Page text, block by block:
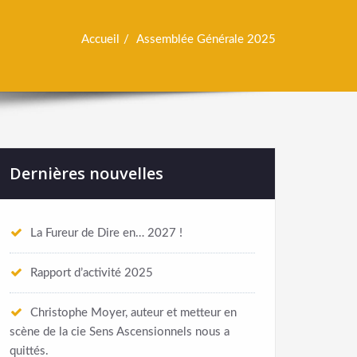
Accueil Assemblée Générale 2025
Dernières nouvelles
La Fureur de Dire en… 2027 !
Rapport d’activité 2025
Christophe Moyer, auteur et metteur en
scène de la cie Sens Ascensionnels nous a
quittés.